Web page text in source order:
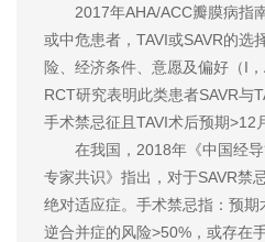
2017年AHA/ACC瓣膜病指
或中危患者，TAVI或SAVR的选
险、经济条件、意愿及偏好（I
RCT研究表明此类患者SAVR与
手术禁忌征且TAVI术后预期>12
在我国，2018年《中国经导
专家共识》指出，对于SAVR禁
绝对适应症。手术禁忌指：预
逆合并症的风险>50%，或存在